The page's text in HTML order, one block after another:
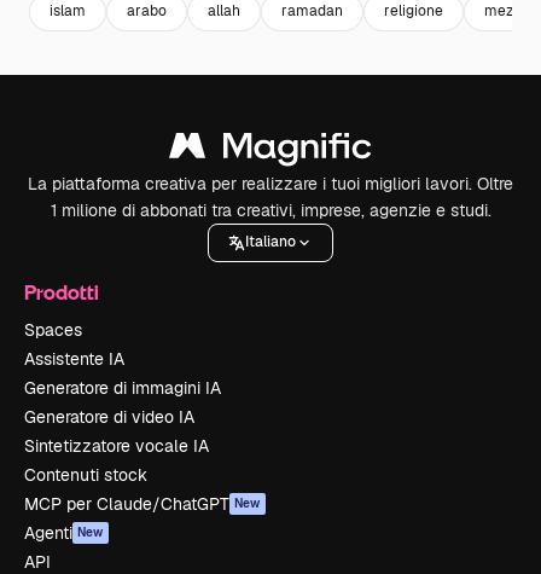
islam arabo allah ramadan religione
La piattaforma creativa per realizzare i tuoi migliori lavori. Oltre
1 milione di abbonati tra creativi, imprese, agenzie e studi.
Italiano
Prodotti
Spaces
Assistente IA
Generatore di immagini IA
Generatore di video IA
Sintetizzatore vocale IA
Contenuti stock
MCP per Claude/ChatGPT New
Agenti New
API